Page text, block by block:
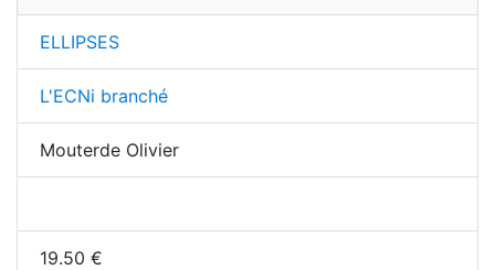
ELLIPSES
L'ECNi branché
Mouterde Olivier
19.50 €